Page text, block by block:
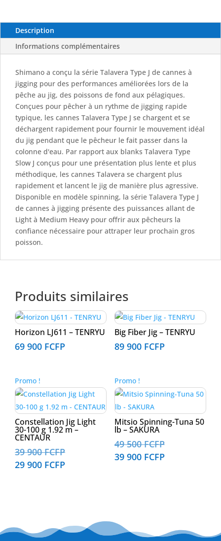
-
SHIMANO
Description
Informations complémentaires
Shimano a conçu la série Talavera Type J de cannes à
jigging pour des performances améliorées lors de la
pêche au jig, des poissons de fond aux pélagiques.
Conçues pour pêcher à un rythme de jigging rapide
typique, les cannes Talavera Type J se chargent et se
déchargent rapidement pour fournir le mouvement idéal
du jig pendant que le pêcheur le fait passer dans la
colonne d'eau. Par rapport aux blanks Talavera Type
Slow J conçus pour une présentation plus lente et plus
méthodique, les cannes Talavera se chargent plus
rapidement et lancent le jig de manière plus agressive.
Disponible en modèle spinning, la série Talavera Type J
de cannes à jigging présente des puissances allant de
Light à Medium Heavy pour offrir aux pêcheurs la
confiance nécessaire pour attraper leur prochain gros
poisson.
Produits similaires
Horizon LJ611 – TENRYU
69 900 FCFP
Big Fiber Jig – TENRYU
89 900 FCFP
Promo !
Constellation Jig Light
30-100 g 1.92 m –
CENTAUR
39 900FCFPLe
prix
29 900 FCFPLe
900 FCFP.
Promo !
Mitsio Spinning-Tuna 50
lb – SAKURA
49 500FCFPLe
prix
39 900 FCFPLe